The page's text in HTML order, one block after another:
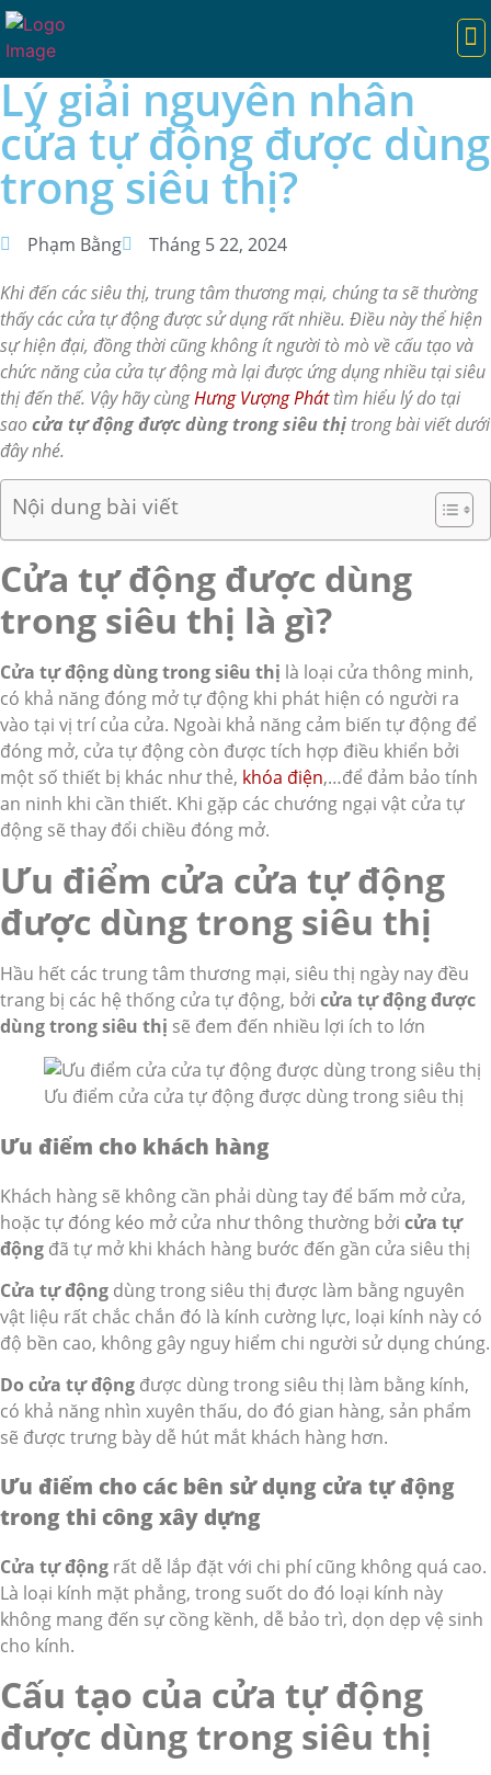
Lý giải nguyên nhân
cửa tự động được dùng
trong siêu thị?
Phạm Bằng
Tháng 5 22, 2024
Khi đến các siêu thị, trung tâm thương mại, chúng ta sẽ thường
thấy các cửa tự động được sử dụng rất nhiều. Điều này thể hiện
sự hiện đại, đồng thời cũng không ít người tò mò về cấu tạo và
chức năng của cửa tự động mà lại được ứng dụng nhiều tại siêu
thị đến thế. Vậy hãy cùngHưng Vượng Pháttìm hiểu lý do tại
saocửa tự động được dùng trong siêu thị trong bài viết dưới
đây nhé.
Nội dung bài viết
Cửa tự động được dùng
trong siêu thị là gì?
Cửa tự động dùng trong siêu thị là loại cửa thông minh,
có khả năng đóng mở tự động khi phát hiện có người ra
vào tại vị trí của cửa. Ngoài khả năng cảm biến tự động để
đóng mở, cửa tự động còn được tích hợp điều khiển bởi
một số thiết bị khác như thẻ, khóa điện,…để đảm bảo tính
an ninh khi cần thiết. Khi gặp các chướng ngại vật cửa tự
động sẽ thay đổi chiều đóng mở.
Ưu điểm cửa cửa tự động
được dùng trong siêu thị
Hầu hết các trung tâm thương mại, siêu thị ngày nay đều
trang bị các hệ thống cửa tự động, bởi cửa tự động được
dùng trong siêu thị sẽ đem đến nhiều lợi ích to lớn
Ưu điểm cửa cửa tự động được dùng trong siêu thị
Ưu điểm cho khách hàng
Khách hàng sẽ không cần phải dùng tay để bấm mở cửa,
hoặc tự đóng kéo mở cửa như thông thường bởi cửa tự
động đã tự mở khi khách hàng bước đến gần cửa siêu thị
Cửa tự động dùng trong siêu thị được làm bằng nguyên
vật liệu rất chắc chắn đó là kính cường lực, loại kính này có
độ bền cao, không gây nguy hiểm chi người sử dụng chúng.
Do cửa tự động được dùng trong siêu thị làm bằng kính,
có khả năng nhìn xuyên thấu, do đó gian hàng, sản phẩm
sẽ được trưng bày dễ hút mắt khách hàng hơn.
Ưu điểm cho các bên sử dụng cửa tự động
trong thi công xây dựng
Cửa tự động rất dễ lắp đặt với chi phí cũng không quá cao.
Là loại kính mặt phẳng, trong suốt do đó loại kính này
không mang đến sự cồng kềnh, dễ bảo trì, dọn dẹp vệ sinh
cho kính.
Cấu tạo của cửa tự động
được dùng trong siêu thị